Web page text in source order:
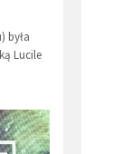
była
Lucile